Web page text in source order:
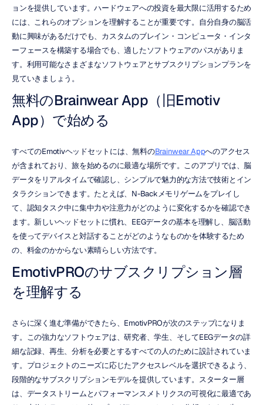
ョンを提供しています。ハードウェアへの投資を最大限に活用するため
には、これらのオプションを理解することが重要です。自分自身の脳活
動に興味があるだけでも、カスタムのブレイン・コンピュータ・インタ
ーフェースを構築する場合でも、適したソフトウェアのパスがありま
す。利用可能なさまざまなソフトウェアとサブスクリプションプランを
見ていきましょう。
無料のBrainwear App（旧Emotiv
App）で始める
すべてのEmotivヘッドセットには、無料のBrainwear Appへのアクセス
が含まれており、旅を始めるのに最適な場所です。このアプリでは、脳
データをリアルタイムで確認し、シンプルで魅力的な方法で技術とイン
タラクションできます。たとえば、N-Backメモリゲームをプレイし
て、認知タスク中に集中力や注意力がどのように変化するかを確認でき
ます。新しいヘッドセットに慣れ、EEGデータの基本を理解し、脳活動
を使ってデバイスと対話することがどのようなものかを体験するため
の、料金のかからない素晴らしい方法です。
EmotivPROのサブスクリプション層
を理解する
さらに深く進む準備ができたら、EmotivPROが次のステップになりま
す。この強力なソフトウェアは、研究者、学生、そしてEEGデータの詳
細な記録、再生、分析を必要とするすべての人のために設計されていま
す。プロジェクトのニーズに応じたアクセスレベルを選択できるよう、
段階的なサブスクリプションモデルを提供しています。スターター層
は、データストリームとパフォーマンスメトリクスの可視化に最適であ